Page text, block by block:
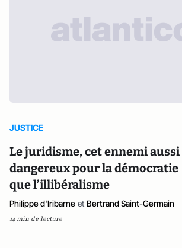
JUSTICE
Le juridisme, cet ennemi aussi
dangereux pour la démocratie
que l’illibéralisme
Philippe d'Iribarne et Bertrand Saint-Germain
14 min de lecture